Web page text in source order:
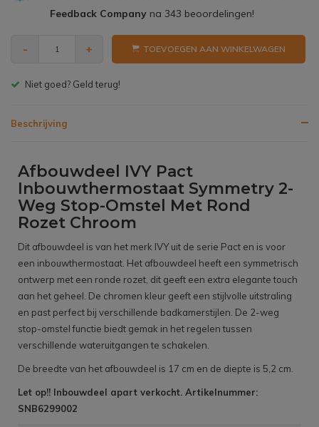
Feedback Companyna 343 beoordelingen!
- + TOEVOEGEN AAN WINKELWAGEN
Gratis bezorgen v.a. € 150,- (NL)
Beschrijving
Afbouwdeel IVY Pact
Inbouwthermostaat Symmetry 2-
Weg Stop-Omstel Met Rond
Rozet Chroom
Dit afbouwdeel is van het merk IVY uit de serie Pact en is voor
een inbouwthermostaat. Het afbouwdeel heeft een symmetrisch
ontwerp met een ronde rozet, dit geeft een extra elegante touch
aan het geheel. De chromen kleur geeft een stijlvolle uitstraling
en past perfect bij verschillende badkamerstijlen. De 2-weg
stop-omstel functie biedt gemak in het regelen tussen
verschillende wateruitgangen te schakelen.
De breedte van het afbouwdeel is 17 cm en de diepte is 5,2 cm.
Let op!! Inbouwdeel apart verkocht. Artikelnummer:
SNB6299002